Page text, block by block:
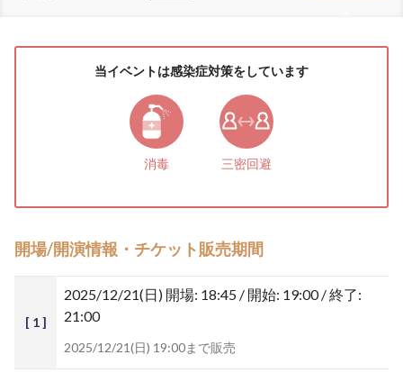
当イベントは感染症対策をしています
消毒 三密回避
開場/開演情報・チケット販売期間
[ 1 ]
2025/12/21(日) 開場: 18:45 / 開始: 19:00 / 終了:
21:00
2025/12/21(日) 19:00まで販売